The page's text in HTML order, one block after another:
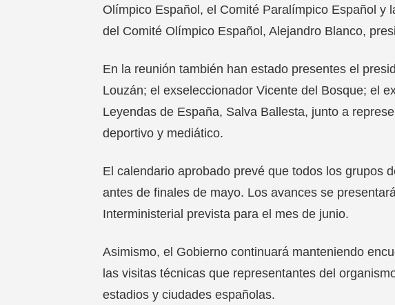
Olímpico Español, el Comité Paralímpico Español y
del Comité Olímpico Español, Alejandro Blanco,
En la reunión también han estado presentes el
Louzán; el exseleccionador Vicente del Bosque; el
Leyendas de España, Salva Ballesta, junto a
deportivo y mediático.
El calendario aprobado prevé que todos los grupos
antes de finales de mayo. Los avances se
Interministerial prevista para el mes de junio.
Asimismo, el Gobierno continuará manteniendo
las visitas técnicas que representantes del
estadios y ciudades españolas.